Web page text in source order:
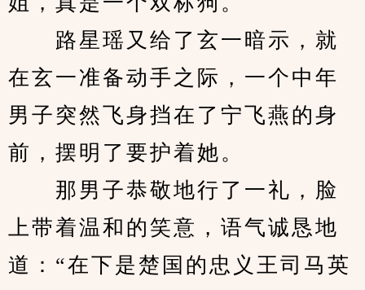
路星瑶又给了玄一暗示，就
在玄一准备动手之际，一个中年
男子突然飞身挡在了宁飞燕的身
前，摆明了要护着她。
那男子恭敬地行了一礼，脸
上带着温和的笑意，语气诚恳地
道：“在下是楚国的忠义王司马英